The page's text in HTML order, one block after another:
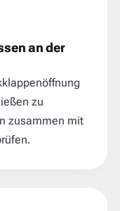
an der
zu
zusammen mit